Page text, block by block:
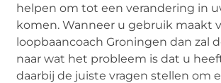
helpen om tot een verandering in
komen. Wanneer u gebruik maakt
loopbaancoach Groningen dan zal
naar wat het probleem is dat u
daarbij de juiste vragen stellen om